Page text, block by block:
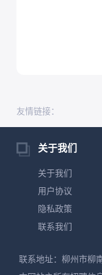
友情链接：
关于我们
关于我们
用户协议
隐私政策
联系我们
联系地址：柳州市柳